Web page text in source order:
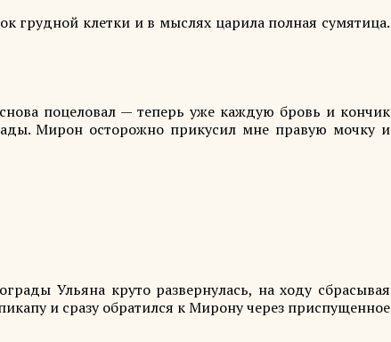
грудной клетки и в мыслях царила полная сумятица.
поцеловал — теперь уже каждую бровь и кончик
Мирон осторожно прикусил мне правую мочку и
Ульяна круто развернулась, на ходу сбрасывая
и сразу обратился к Мирону через приспущенное